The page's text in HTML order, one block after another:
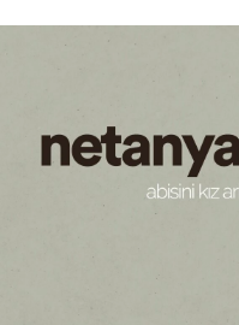
Tarih
İletişim
Künye